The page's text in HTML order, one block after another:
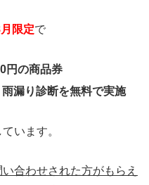
限定で
円の商品券
漏り診断を無料で実施
います。
合わせされた方がもらえ